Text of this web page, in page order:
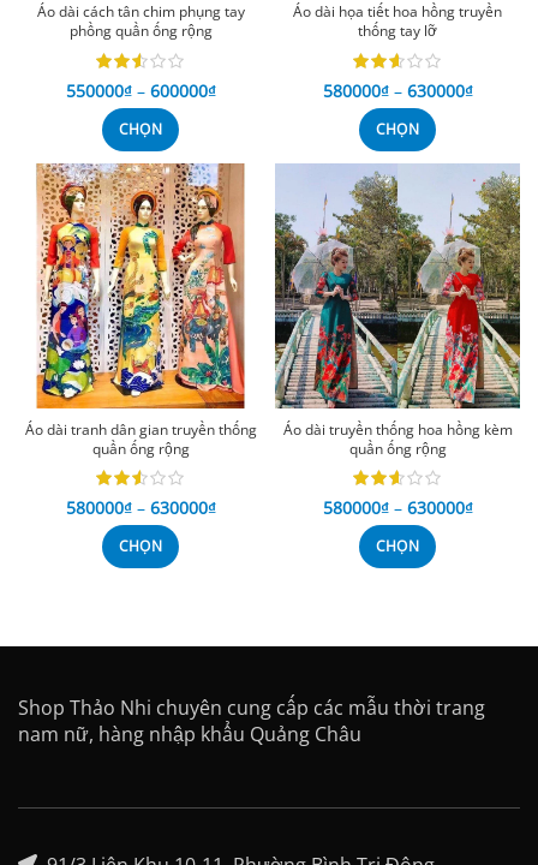
Áo dài cách tân chim phụng tay
phồng quần ống rộng
550000₫ – 600000₫
CHỌN
Áo dài họa tiết hoa hồng truyền
thống tay lỡ
580000₫ – 630000₫
CHỌN
Áo dài tranh dân gian truyền thống
quần ống rộng
580000₫ – 630000₫
CHỌN
Áo dài truyền thống hoa hồng kèm
quần ống rộng
580000₫ – 630000₫
CHỌN
Shop Thảo Nhi chuyên cung cấp các mẫu thời trang
nam nữ, hàng nhập khẩu Quảng Châu